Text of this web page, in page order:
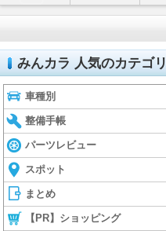
みんカラ 人気のカテゴリ
車種別
整備手帳
パーツレビュー
スポット
まとめ
【PR】ショッピング